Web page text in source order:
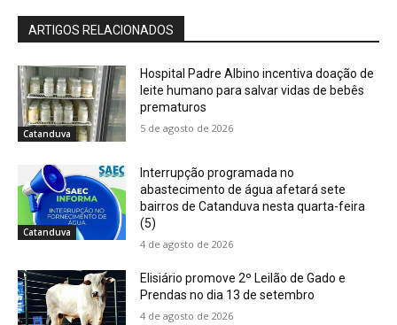
ARTIGOS RELACIONADOS
Catanduva
Hospital Padre Albino incentiva doação de
leite humano para salvar vidas de bebês
prematuros
5 de agosto de 2026
Catanduva
Interrupção programada no
abastecimento de água afetará sete
bairros de Catanduva nesta quarta-feira
(5)
4 de agosto de 2026
Elisiário promove 2º Leilão de Gado e
Prendas no dia 13 de setembro
4 de agosto de 2026